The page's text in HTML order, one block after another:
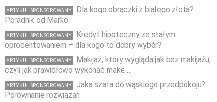
ARTYKUŁ SPONSOROWANY
Dla kogo obrączki z białego złota?
Poradnik od Marko
ARTYKUŁ SPONSOROWANY
Kredyt hipoteczny ze stałym
oprocentowaniem – dla kogo to dobry wybór?
ARTYKUŁ SPONSOROWANY
Makijaż, który wygląda jak bez makijażu,
czyli jak prawidłowo wykonać make …
ARTYKUŁ SPONSOROWANY
Jaka szafa do wąskiego przedpokoju?
Porównanie rozwiązań